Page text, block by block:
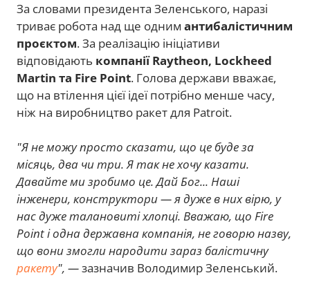
За словами президента Зеленського, наразі
триває робота над ще одним антибалістичним
проєктом. За реалізацію ініціативи
відповідають компанії Raytheon, Lockheed
Martin та Fire Point. Голова держави вважає,
що на втілення цієї ідеї потрібно менше часу,
ніж на виробництво ракет для Patroit.
"Я не можу просто сказати, що це буде за
місяць, два чи три. Я так не хочу казати.
Давайте ми зробимо це. Дай Бог... Наші
інженери, конструктори — я дуже в них вірю, у
нас дуже талановиті хлопці. Вважаю, що Fire
Point і одна державна компанія, не говорю назву,
що вони змогли народити зараз балістичну
ракету", —зазначив Володимир Зеленський.